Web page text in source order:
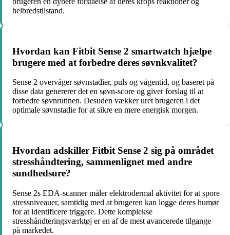
helbredstilstand.
Hvordan kan Fitbit Sense 2 smartwatch hjælpe
brugere med at forbedre deres søvnkvalitet?
Sense 2 overvåger søvnstadier, puls og vågentid, og baseret på
disse data genererer det en søvn-score og giver forslag til at
forbedre søvnrutinen. Desuden vækker uret brugeren i det
optimale søvnstadie for at sikre en mere energisk morgen.
Hvordan adskiller Fitbit Sense 2 sig på området
stresshåndtering, sammenlignet med andre
sundhedsure?
Sense 2s EDA-scanner måler elektrodermal aktivitet for at spore
stressniveauer, samtidig med at brugeren kan logge deres humør
for at identificere triggere. Dette komplekse
stresshåndteringsværktøj er en af de mest avancerede tilgange
på markedet.